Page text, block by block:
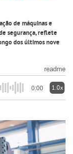
de máquinas e
segurança, reflete
dos últimos nove
readme
0:00 1.0x